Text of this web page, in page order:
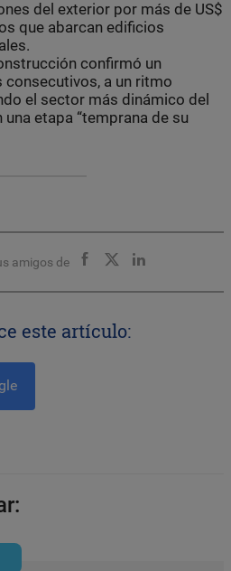
del exterior por más de US$
que abarcan edificios
confirmó un
a un ritmo
el sector más dinámico del
etapa “temprana de su
amigos de
este artículo: